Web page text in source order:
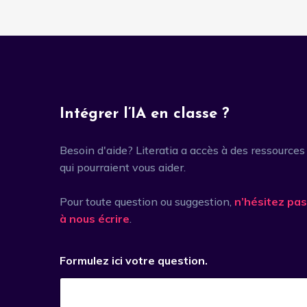
Intégrer l’IA en classe ?
Besoin d'aide? Literatia a accès à des ressources
qui pourraient vous aider.
Pour toute question ou suggestion, n’hésitez pas
à nous écrire.
Formulez ici votre question.